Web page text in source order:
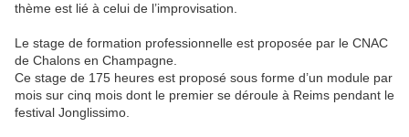
thème est lié à celui de l’improvisation.
Le stage de formation professionnelle est proposée par le CNAC
de Chalons en Champagne.
Ce stage de 175 heures est proposé sous forme d’un module par
mois sur cinq mois dont le premier se déroule à Reims pendant le
festival Jonglissimo.